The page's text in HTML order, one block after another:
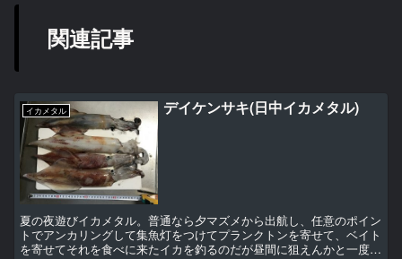
関連記事
イカメタル デイケンサキ(日中イカメタル)
夏の夜遊びイカメタル。普通なら夕マズメから出航し、任意のポイン
トでアンカリングして集魚灯をつけてプランクトンを寄せて、ベイト
を寄せてそれを食べに来たイカを釣るのだが昼間に狙えんかと一度や